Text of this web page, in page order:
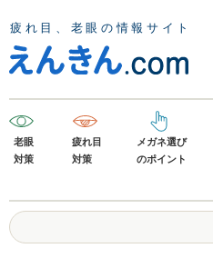
老眼
対策
疲れ目
対策
メガネ選び
のポイント